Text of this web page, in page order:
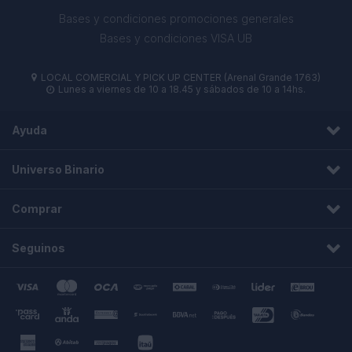
Bases y condiciones promociones generales
Bases y condiciones VISA UB
 LOCAL COMERCIAL Y PICK UP CENTER (Arenal Grande 1763)
 Lunes a viernes de 10 a 18.45 y sábados de 10 a 14hs.
Ayuda
Universo Binario
Comprar
Seguinos